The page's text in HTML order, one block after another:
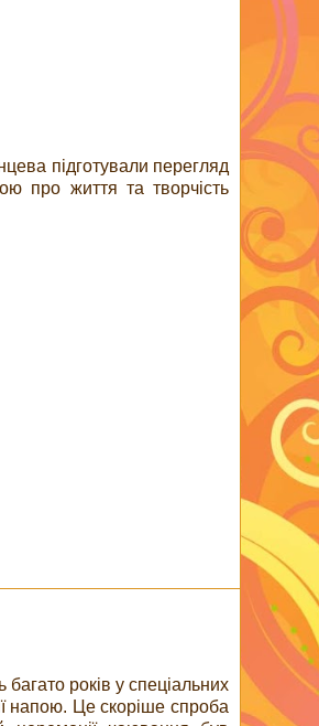
підготували перегляд
про життя та творчість
років у спеціальних
напою. Це скоріше спроба